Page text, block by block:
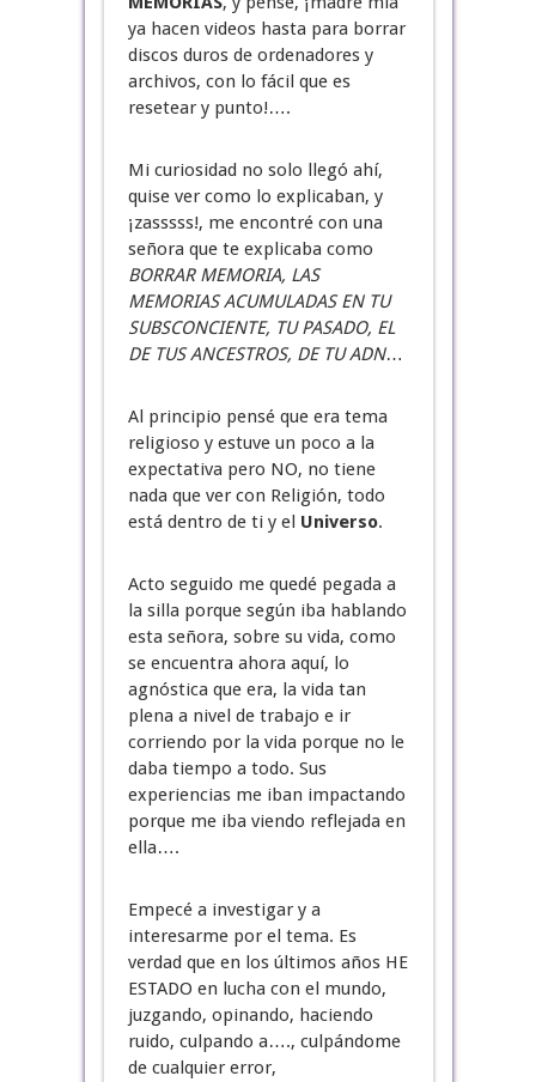
ya hacen videos hasta para borrar
discos duros de ordenadores y
archivos, con lo fácil que es
resetear y punto!….
Mi curiosidad no solo llegó ahí,
quise ver como lo explicaban, y
¡zasssss!, me encontré con una
señora que te explicaba como
BORRAR MEMORIA, LAS
MEMORIAS ACUMULADAS EN TU
SUBSCONCIENTE, TU PASADO, EL
DE TUS ANCESTROS, DE TU ADN…
Al principio pensé que era tema
religioso y estuve un poco a la
expectativa pero NO, no tiene
nada que ver con Religión, todo
está dentro de ti y el Universo.
Acto seguido me quedé pegada a
la silla porque según iba hablando
esta señora, sobre su vida, como
se encuentra ahora aquí, lo
agnóstica que era, la vida tan
plena a nivel de trabajo e ir
corriendo por la vida porque no le
daba tiempo a todo. Sus
experiencias me iban impactando
porque me iba viendo reflejada en
ella….
Empecé a investigar y a
interesarme por el tema. Es
verdad que en los últimos años HE
ESTADO en lucha con el mundo,
juzgando, opinando, haciendo
ruido, culpando a…., culpándome
de cualquier error,